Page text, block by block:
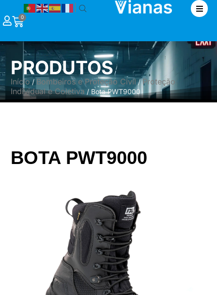
0
PRODUTOS
Início/ Bombeiros e Proteção Civil/Proteção
Individual e Coletiva / Bota PWT9000
BOTA PWT9000